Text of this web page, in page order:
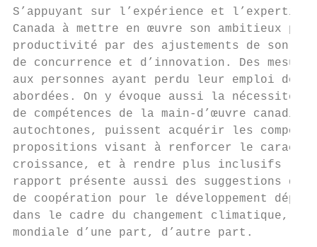
S’appuyant sur l’expérience et
Canada à mettre en œuvre son ambitieux
productivité par des ajustements de son
de concurrence et d’innovation. Des
aux personnes ayant perdu leur emploi
abordées. On y évoque aussi la
de compétences de la main-d’œuvre
autochtones, puissent acquérir les
propositions visant à renforcer le
croissance, et à rendre plus inclusifs les
rapport présente aussi des suggestions
de coopération pour le développement
dans le cadre du changement climatique,
mondiale d’une part, d’autre part.